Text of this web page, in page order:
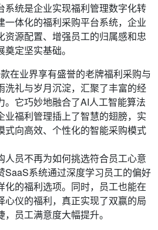
系统是企业实现福利管理数字化转
一体化的福利采购平台系统，企业
资源配置、增强员工的归属感和忠
定坚实基础。
在业界享有盛誉的老牌福利采购与
洗礼与岁月沉淀，汇聚了丰富的经
。它巧妙地融合了AI人工智能算法
业福利管理插上了智慧的翅膀，实
式向高效、个性化的智能采购模式
人员不再为如何挑选符合员工心意
SaaS系统通过深度学习员工的偏好
化的福利选项。同时，员工也能在
心仪的福利，真正实现了双赢的局
员工满意度大幅提升。